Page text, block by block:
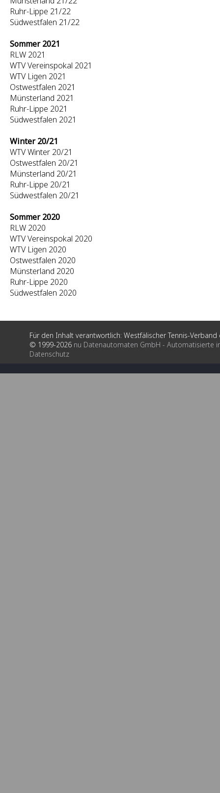
Ruhr-Lippe 21/22
Südwestfalen 21/22
Sommer 2021
RLW 2021
WTV Vereinspokal 2021
WTV Ligen 2021
Ostwestfalen 2021
Münsterland 2021
Ruhr-Lippe 2021
Südwestfalen 2021
Winter 20/21
WTV Winter 20/21
Ostwestfalen 20/21
Münsterland 20/21
Ruhr-Lippe 20/21
Südwestfalen 20/21
Sommer 2020
RLW 2020
WTV Vereinspokal 2020
WTV Ligen 2020
Ostwestfalen 2020
Münsterland 2020
Ruhr-Lippe 2020
Südwestfalen 2020
Für den Inhalt verantwortlich: Westfälischer Tennis-Verband
© 1999-2026 nu Datenautomaten GmbH - Automatisierte
Datenschutz